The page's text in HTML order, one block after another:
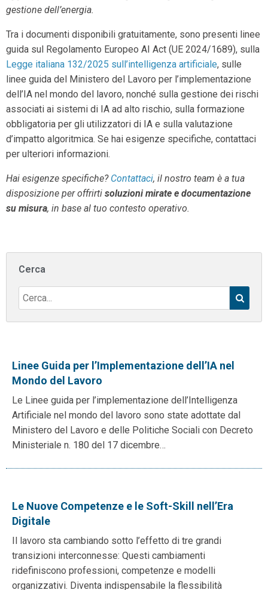
gestione dell’energia.
Tra i documenti disponibili gratuitamente, sono presenti linee
guida sul Regolamento Europeo AI Act (UE 2024/1689), sulla
Legge italiana 132/2025 sull’intelligenza artificiale, sulle
linee guida del Ministero del Lavoro per l’implementazione
dell’IA nel mondo del lavoro, nonché sulla gestione dei rischi
associati ai sistemi di IA ad alto rischio, sulla formazione
obbligatoria per gli utilizzatori di IA e sulla valutazione
d’impatto algoritmica. Se hai esigenze specifiche, contattaci
per ulteriori informazioni.
Hai esigenze specifiche? Contattaci, il nostro team è a tua
disposizione per offrirti soluzioni mirate e documentazione
su misura, in base al tuo contesto operativo.
Cerca
Linee Guida per l’Implementazione dell’IA nel
Mondo del Lavoro
Le Linee guida per l’implementazione dell’Intelligenza
Artificiale nel mondo del lavoro sono state adottate dal
Ministero del Lavoro e delle Politiche Sociali con Decreto
Ministeriale n. 180 del 17 dicembre…
Le Nuove Competenze e le Soft-Skill nell’Era
Digitale
Il lavoro sta cambiando sotto l’effetto di tre grandi
transizioni interconnesse: Questi cambiamenti
ridefiniscono professioni, competenze e modelli
organizzativi. Diventa indispensabile la flessibilità